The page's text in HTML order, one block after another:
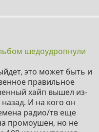
шедоудропнули
это может быть и
правильное
хайп вышел из-
И на кого он
радио/тв еще
промоушен, но не